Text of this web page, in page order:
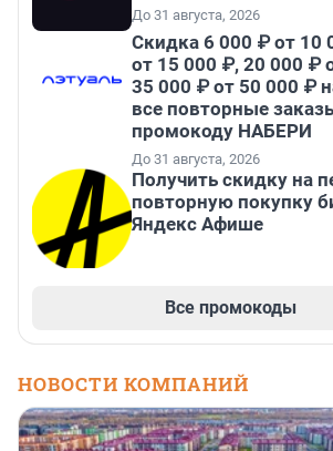
До 31 августа, 2026
Скидка 6 000 ₽ от 10
от 15 000 ₽, 20 000 ₽
35 000 ₽ от 50 000 ₽
все повторные
промокоду НАБЕРИ
До 31 августа, 2026
Получить скидку на
повторную покупку
Яндекс Афише
Все промокоды
НОВОСТИ КОМПАНИЙ